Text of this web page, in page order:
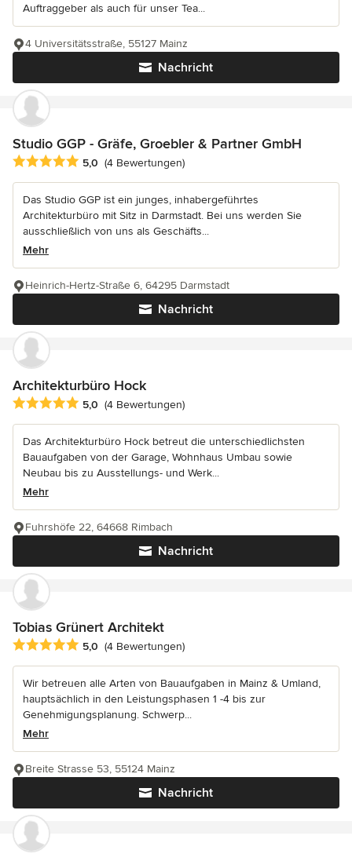
Auftraggeber als auch für unser Tea...
Nachricht
4 Universitätsstraße, 55127 Mainz
Studio GGP - Gräfe, Groebler & Partner GmbH
Durchschnittliche Bewertung: 5 von 5 Sternen
5,0 (4 Bewertungen)
Das Studio GGP ist ein junges, inhabergeführtes
Architekturbüro mit Sitz in Darmstadt. Bei uns werden Sie
ausschließlich von uns als Geschäfts...
Mehr
Nachricht
Heinrich-Hertz-Straße 6, 64295 Darmstadt
Architekturbüro Hock
Durchschnittliche Bewertung: 5 von 5 Sternen
5,0 (4 Bewertungen)
Das Architekturbüro Hock betreut die unterschiedlichsten
Bauaufgaben von der Garage, Wohnhaus Umbau sowie
Neubau bis zu Ausstellungs- und Werk...
Mehr
Nachricht
Fuhrshöfe 22, 64668 Rimbach
Tobias Grünert Architekt
Durchschnittliche Bewertung: 5 von 5 Sternen
5,0 (4 Bewertungen)
Wir betreuen alle Arten von Bauaufgaben in Mainz & Umland,
hauptsächlich in den Leistungsphasen 1 -4 bis zur
Genehmigungsplanung. Schwerp...
Mehr
Nachricht
Breite Strasse 53, 55124 Mainz